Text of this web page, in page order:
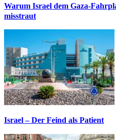
Warum Israel dem Gaza-
misstraut
Israel – Der Feind als Patient